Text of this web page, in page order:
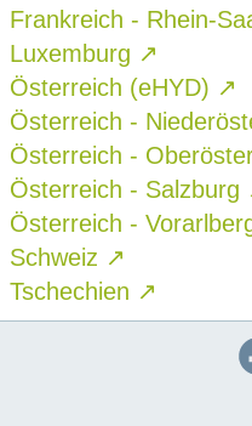
Frankreich - Rhein-
Luxemburg ↗
Österreich (eHYD) ↗
Österreich -
Österreich -
Österreich - Salzburg
Österreich -
Schweiz ↗
Tschechien ↗